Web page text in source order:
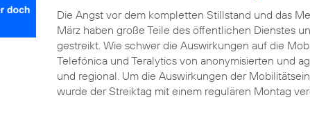
Die Angst vor dem kompletten Stillstand und das
März haben große Teile des öffentlichen Dienstes
gestreikt. Wie schwer die Auswirkungen auf die
Telefónica und Teralytics von anonymisierten und
und regional. Um die Auswirkungen der
wurde der Streiktag mit einem regulären Montag